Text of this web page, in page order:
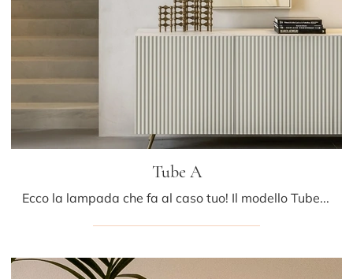
Tube A
Ecco la lampada che fa al caso tuo! Il modello Tube A è una tra le nostre lampade da parete di Riflessi.